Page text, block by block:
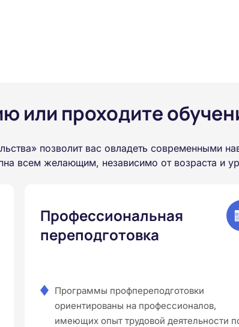
или проходите
позволит вас овладеть современными
всем желающим, независимо от возраста и
Профессиональная
переподготовка
Программы профпереподготовки
ориентированы на профессионалов,
имеющих опыт трудовой деятельности